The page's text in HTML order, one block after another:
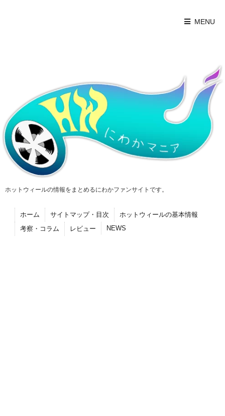
MENU
ホットウィールの情報をまとめるにわかファンサイトです。
ホーム サイトマップ・目次
ホットウィールの基本情報
考察・コラム
レビュー NEWS